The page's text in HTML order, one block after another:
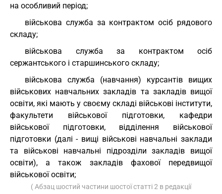
на особливий період;
військова служба за контрактом осіб рядового
складу;
військова служба за контрактом осіб
сержантського і старшинського складу;
військова служба (навчання) курсантів вищих
військових навчальних закладів та закладів вищої
освіти, які мають у своєму складі військові інститути,
факультети військової підготовки, кафедри
військової підготовки, відділення військової
підготовки (далі - вищі військові навчальні заклади
та військові навчальні підрозділи закладів вищої
освіти), а також закладів фахової передвищої
військової освіти;
( Абзац шостий частини шостої статті 2 в редакції